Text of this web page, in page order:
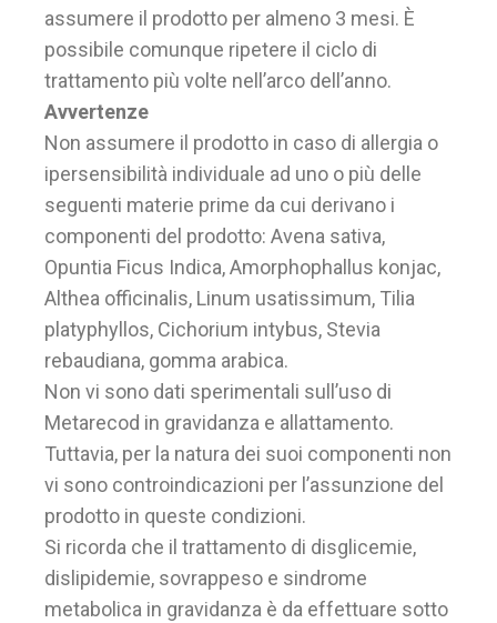
assumere il prodotto per almeno 3 mesi. È
possibile comunque ripetere il ciclo di
trattamento più volte nell’arco dell’anno.
Avvertenze
Non assumere il prodotto in caso di allergia o
ipersensibilità individuale ad uno o più delle
seguenti materie prime da cui derivano i
componenti del prodotto: Avena sativa,
Opuntia Ficus Indica, Amorphophallus konjac,
Althea officinalis, Linum usatissimum, Tilia
platyphyllos, Cichorium intybus, Stevia
rebaudiana, gomma arabica.
Non vi sono dati sperimentali sull’uso di
Metarecod in gravidanza e allattamento.
Tuttavia, per la natura dei suoi componenti non
vi sono controindicazioni per l’assunzione del
prodotto in queste condizioni.
Si ricorda che il trattamento di disglicemie,
dislipidemie, sovrappeso e sindrome
metabolica in gravidanza è da effettuare sotto